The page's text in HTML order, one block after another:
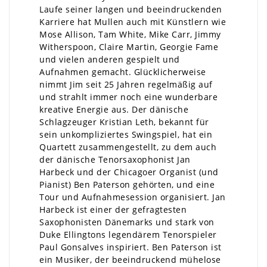
Laufe seiner langen und beeindruckenden
Karriere hat Mullen auch mit Künstlern wie
Mose Allison, Tam White, Mike Carr, Jimmy
Witherspoon, Claire Martin, Georgie Fame
und vielen anderen gespielt und
Aufnahmen gemacht. Glücklicherweise
nimmt Jim seit 25 Jahren regelmäßig auf
und strahlt immer noch eine wunderbare
kreative Energie aus. Der dänische
Schlagzeuger Kristian Leth, bekannt für
sein unkompliziertes Swingspiel, hat ein
Quartett zusammengestellt, zu dem auch
der dänische Tenorsaxophonist Jan
Harbeck und der Chicagoer Organist (und
Pianist) Ben Paterson gehörten, und eine
Tour und Aufnahmesession organisiert. Jan
Harbeck ist einer der gefragtesten
Saxophonisten Dänemarks und stark von
Duke Ellingtons legendärem Tenorspieler
Paul Gonsalves inspiriert. Ben Paterson ist
ein Musiker, der beeindruckend mühelose